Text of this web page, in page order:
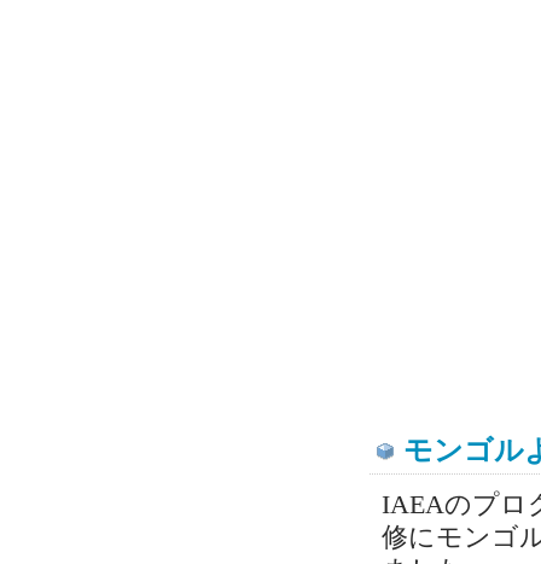
モンゴル
IAEAのプロ
修にモンゴ